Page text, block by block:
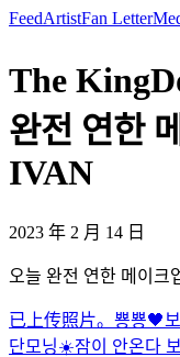
FeedArtistFan Letter
The
완전 연한
IVAN
2023 年 2 月 14 日
오늘 완전 연한 메이크
已上传照片。 뿅뿅🖤
단모닝☀️잠이 안온다